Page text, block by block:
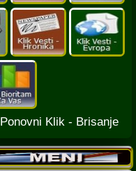
Ponovni Klik - Brisanje